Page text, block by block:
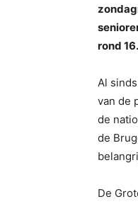
rond
Al
van de
de
de
De